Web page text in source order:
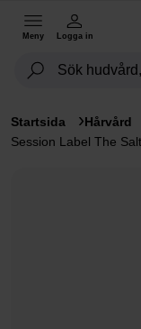
Meny Logga in
Startsida Hårvård
Session Label The Salt